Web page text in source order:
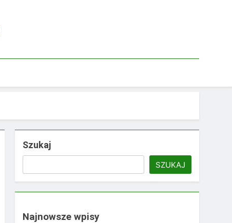
Szukaj
SZUKAJ
Najnowsze wpisy